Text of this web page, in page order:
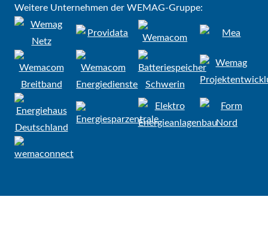
Weitere Unternehmen der WEMAG-Gruppe: